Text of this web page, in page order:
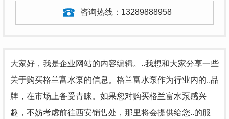
咨询热线： 13289888958
大家好，我是企业网站的内容编辑。..我想和大家分享一些
关于购买格兰富水泵的信息。格兰富水泵作为行业内的..品
牌，在市场上备受青睐。如果您对购买格兰富水泵感兴
趣，不妨考虑前往西安销售处，那里将会提供给您..的服